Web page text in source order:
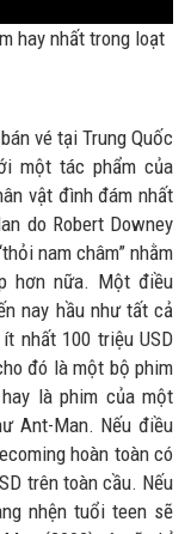
hay nhất trong loạt
vé tại Trung Quốc
một tác phẩm của
vật đình đám nhất
do Robert Downey
nam châm” nhằm
hơn nữa. Một điều
nay hầu như tất cả
nhất 100 triệu USD
đó là một bộ phim
là phim của một
Ant-Man. Nếu điều
hoàn toàn có
trên toàn cầu. Nếu
nhện tuổi teen sẽ